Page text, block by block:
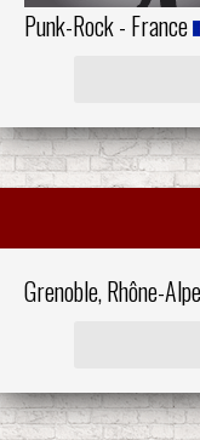
Punk-Rock - France
Grenoble, Rhône-